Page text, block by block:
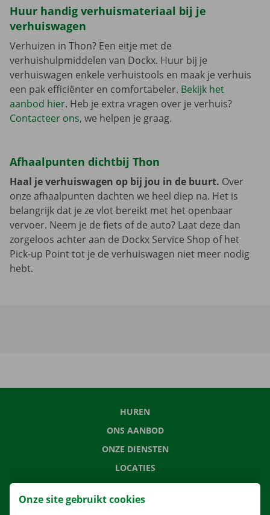
Huur handig verhuismateriaal bij je
verhuiswagen
Verhuizen in Thon? Een eitje met de
verhuishulpmiddelen van Dockx. Huur bij je
verhuiswagen enkele verhuistools en maak je verhuis
een pak efficiënter en comfortabeler. Bekijk het
aanbod hier. Heb je extra vragen over je verhuis?
Contacteer ons, we helpen je graag.
Afhaalpunten dichtbij Thon
Haal je verhuiswagen op bij jou in de buurt. Over
onze afhaalpunten dachten we heel diep na. Het is
belangrijk dat je ze vlot bereikt met het openbaar
vervoer. Neem je de fiets of de auto? Laat deze dan
zorgeloos achter aan de Dockx Service Shop of het
Pick-up Point tot je de verhuiswagen niet meer nodig
hebt.
HUREN
ONS AANBOD
ONZE DIENSTEN
LOCATIES
APP
VERHUISOPLOSSINGEN
Onze site gebruikt cookies